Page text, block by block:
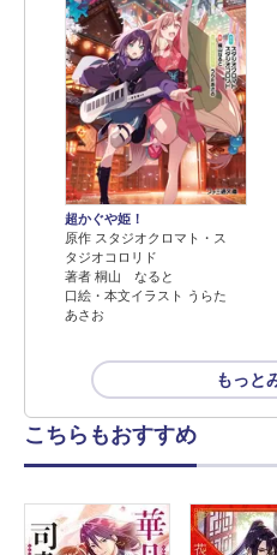
超かぐや姫！
原作 スタジオクロマト・ス
タジオコロリド
著者 桐山 なると
口絵・本文イラスト うらた
あさお
もっと
こちらもおすすめ